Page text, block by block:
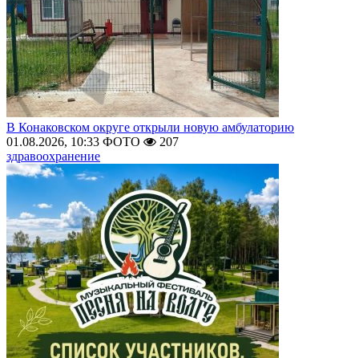
В Конаковском округе открыли новую амбулаторию
01.08.2026, 10:33 ФОТО
207
здравоохранение